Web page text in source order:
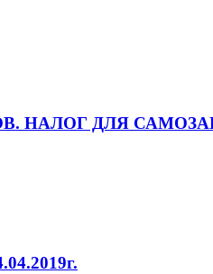
НАЛОГ ДЛЯ